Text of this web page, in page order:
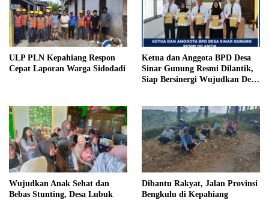
ULP PLN Kepahiang Respon
Cepat Laporan Warga Sidodadi
Ketua dan Anggota BPD Desa
Sinar Gunung Resmi Dilantik,
Siap Bersinergi Wujudkan Desa
Wujudkan Anak Sehat dan
Bebas Stunting, Desa Lubuk
Dibantu Rakyat, Jalan Provinsi
Bengkulu di Kepahiang